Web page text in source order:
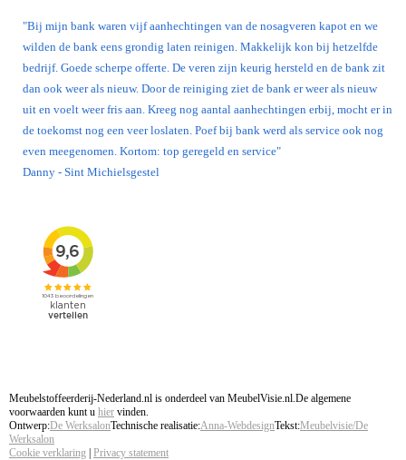
"Bij mijn bank waren vijf aanhechtingen van de nosagveren kapot en we
wilden de bank eens grondig laten reinigen. Makkelijk kon bij hetzelfde
bedrijf. Goede scherpe offerte. De veren zijn keurig hersteld en de bank zit
dan ook weer als nieuw. Door de reiniging ziet de bank er weer als nieuw
uit en voelt weer fris aan. Kreeg nog aantal aanhechtingen erbij, mocht er in
de toekomst nog een veer loslaten. Poef bij bank werd als service ook nog
even meegenomen. Kortom: top geregeld en service"
Danny - Sint Michielsgestel
Meubelstoffeerderij-Nederland.nl is onderdeel van MeubelVisie.nl.De algemene
voorwaarden kunt u hier vinden.
Ontwerp:De WerksalonTechnische realisatie:Anna-WebdesignTekst:Meubelvisie/De
Werksalon
Cookie verklaring | Privacy statement